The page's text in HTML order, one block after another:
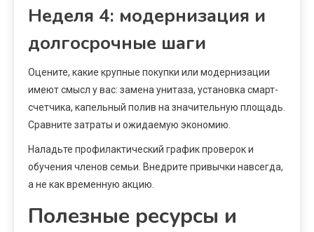
Неделя 4: модернизация и
долгосрочные шаги
Оцените, какие крупные покупки или модернизации
имеют смысл у вас: замена унитаза, установка смарт-
счетчика, капельный полив на значительную площадь.
Сравните затраты и ожидаемую экономию.
Наладьте профилактический график проверок и
обучения членов семьи. Внедрите привычки навсегда,
а не как временную акцию.
Полезные ресурсы и